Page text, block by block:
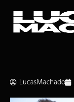
LucasMachado